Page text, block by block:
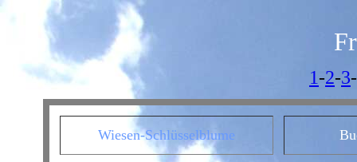
1-2-3-
Wiesen-Schlüsselblume